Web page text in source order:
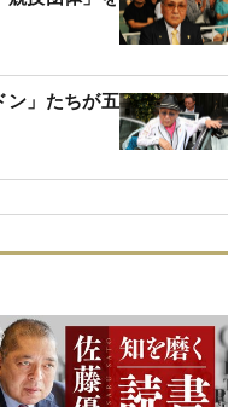
」たちが五